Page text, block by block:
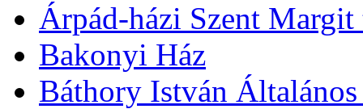
Árpád-házi Szent
Bakonyi Ház
Báthory István